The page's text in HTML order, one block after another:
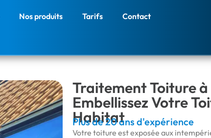
Nos produits Tarifs Contact
Traitement Toiture
Embellissez Votre
Habitat
Plus de 20 ans d'expérience
Votre toiture est exposée aux